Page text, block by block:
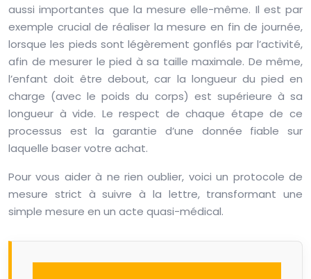
aussi importantes que la mesure elle-même. Il est par
exemple crucial de réaliser la mesure en fin de journée,
lorsque les pieds sont légèrement gonflés par l’activité,
afin de mesurer le pied à sa taille maximale. De même,
l’enfant doit être debout, car la longueur du pied en
charge (avec le poids du corps) est supérieure à sa
longueur à vide. Le respect de chaque étape de ce
processus est la garantie d’une donnée fiable sur
laquelle baser votre achat.
Pour vous aider à ne rien oublier, voici un protocole de
mesure strict à suivre à la lettre, transformant une
simple mesure en un acte quasi-médical.